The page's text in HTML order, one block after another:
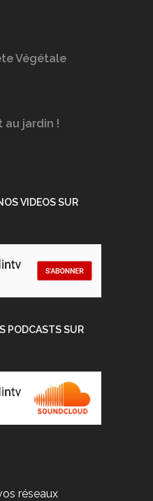
Végétale
au jardin !
VIDEOS SUR
PODCASTS SUR
réseaux